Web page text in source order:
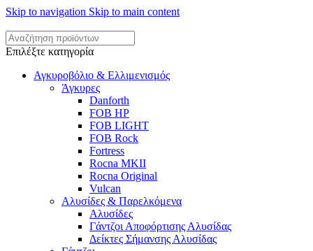
Skip to navigation Skip to main content
Επιλέξτε κατηγορία
Αγκυροβόλιο & Ελλιμενισμός
Άγκυρες
Danforth
FOB HP
FOB LIGHT
FOB Rock
Fortress
Rocna MKII
Rocna Original
Vulcan
Αλυσίδες & Παρελκόμενα
Αλυσίδες
Γάντζοι Αποφόρτισης Αλυσίδας
Δείκτες Σήμανσης Αλυσίδας